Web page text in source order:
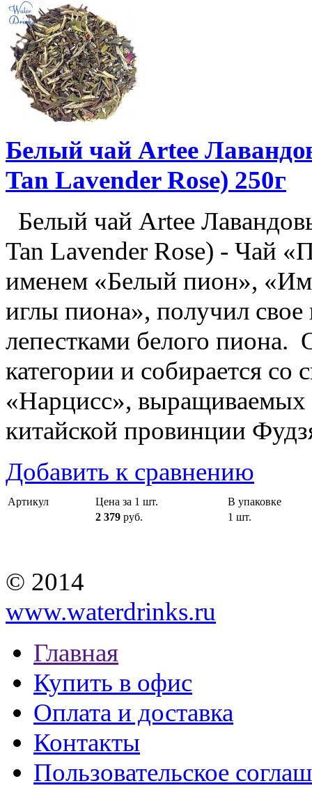
Белый чай Artee
Tan Lavender Rose) 250г
Белый чай Artee
Tan Lavender Rose) - Чай
именем «Белый пион»,
иглы пиона», получил свое
лепестками белого
категории и собирается
«Нарцисс», выращиваемых
китайской провинции
Добавить к сравнению
Артикул Цена за 1 шт.
В упаковке
2 379 руб. 1 шт.
© 2014
www.waterdrinks.ru
Главная
Купить в офис
Оплата и доставка
Контакты
Пользовательское